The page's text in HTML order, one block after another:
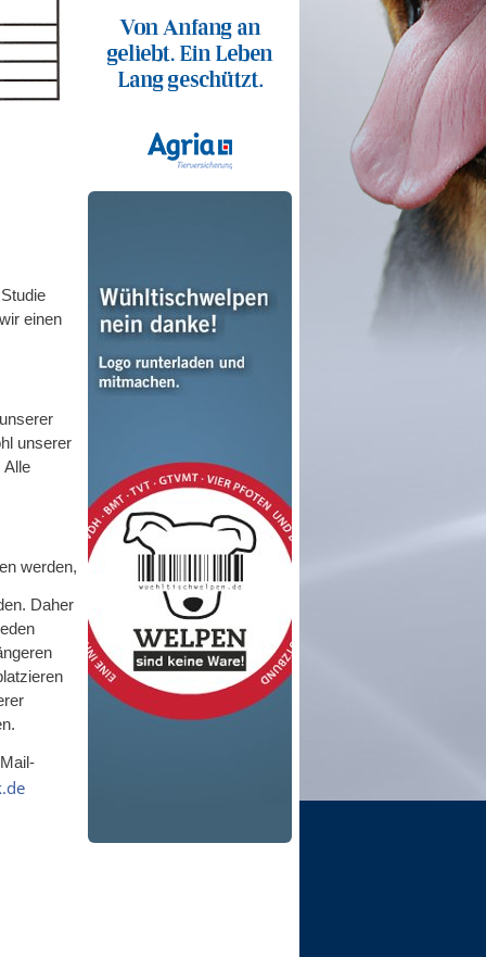
einen
unserer
Alle
werden,
Daher